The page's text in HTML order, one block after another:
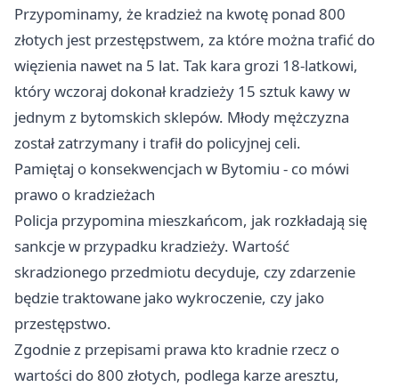
Przypominamy, że kradzież na kwotę ponad 800
złotych jest przestępstwem, za które można trafić do
więzienia nawet na 5 lat. Tak kara grozi 18-latkowi,
który wczoraj dokonał kradzieży 15 sztuk kawy w
jednym z bytomskich sklepów. Młody mężczyzna
został zatrzymany i trafił do policyjnej celi.
Pamiętaj o konsekwencjach w Bytomiu - co mówi
prawo o kradzieżach
Policja przypomina mieszkańcom, jak rozkładają się
sankcje w przypadku kradzieży. Wartość
skradzionego przedmiotu decyduje, czy zdarzenie
będzie traktowane jako wykroczenie, czy jako
przestępstwo.
Zgodnie z przepisami prawa kto kradnie rzecz o
wartości do 800 złotych, podlega karze aresztu,